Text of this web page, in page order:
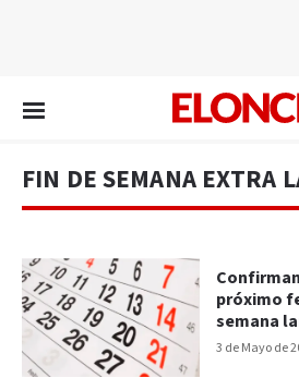
FIN DE SEMANA EXTRA
3 de Mayo de
próximo
semana